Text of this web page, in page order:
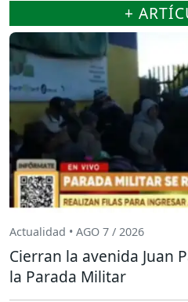
+
Actualidad • AGO 7 / 2026
Cierran la avenida Juan
la Parada Militar